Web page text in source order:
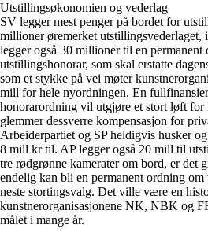
Utstillingsøkonomien og vederlag
SV legger mest penger på bordet for
millioner øremerket utstillingsvederlaget,
legger også 30 millioner til en permanent
utstillingshonorar, som skal erstatte
som et stykke på vei møter
mill for hele nyordningen. En
honorarordning vil utgjøre et stort løft
glemmer dessverre kompensasjon for
Arbeiderpartiet og SP heldigvis husker
8 mill kr til. AP legger også 20 mill til
tre rødgrønne kamerater om bord, er det
endelig kan bli en permanent ordning
neste stortingsvalg. Det ville være en
kunstnerorganisasjonene NK, NBK og
målet i mange år.